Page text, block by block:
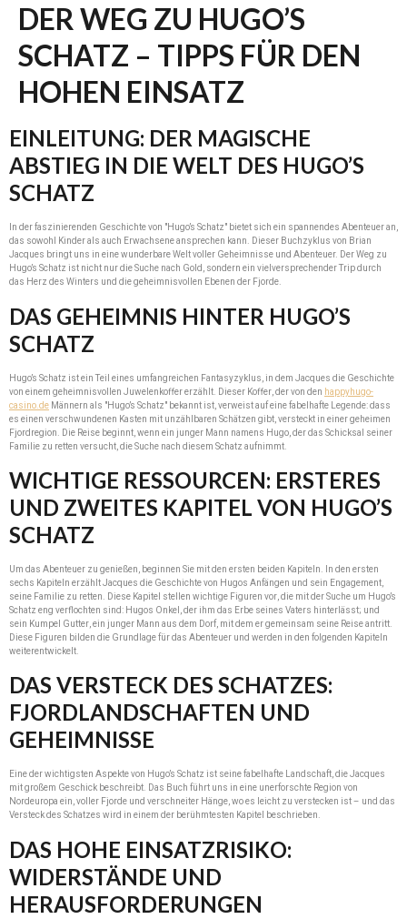
DER WEG ZU HUGO’S
SCHATZ – TIPPS FÜR DEN
HOHEN EINSATZ
EINLEITUNG: DER MAGISCHE
ABSTIEG IN DIE WELT DES HUGO’S
SCHATZ
In der faszinierenden Geschichte von "Hugo’s Schatz" bietet sich ein spannendes Abenteuer an,
das sowohl Kinder als auch Erwachsene ansprechen kann. Dieser Buchzyklus von Brian
Jacques bringt uns in eine wunderbare Welt voller Geheimnisse und Abenteuer. Der Weg zu
Hugo’s Schatz ist nicht nur die Suche nach Gold, sondern ein vielversprechender Trip durch
das Herz des Winters und die geheimnisvollen Ebenen der Fjorde.
DAS GEHEIMNIS HINTER HUGO’S
SCHATZ
Hugo’s Schatz ist ein Teil eines umfangreichen Fantasyzyklus, in dem Jacques die Geschichte
von einem geheimnisvollen Juwelenkoffer erzählt. Dieser Koffer, der von den happyhugo-
casino.de Männern als "Hugo’s Schatz" bekannt ist, verweist auf eine fabelhafte Legende: dass
es einen verschwundenen Kasten mit unzählbaren Schätzen gibt, versteckt in einer geheimen
Fjordregion. Die Reise beginnt, wenn ein junger Mann namens Hugo, der das Schicksal seiner
Familie zu retten versucht, die Suche nach diesem Schatz aufnimmt.
WICHTIGE RESSOURCEN: ERSTERES
UND ZWEITES KAPITEL VON HUGO’S
SCHATZ
Um das Abenteuer zu genießen, beginnen Sie mit den ersten beiden Kapiteln. In den ersten
sechs Kapiteln erzählt Jacques die Geschichte von Hugos Anfängen und sein Engagement,
seine Familie zu retten. Diese Kapitel stellen wichtige Figuren vor, die mit der Suche um Hugo’s
Schatz eng verflochten sind: Hugos Onkel, der ihm das Erbe seines Vaters hinterlässt; und
sein Kumpel Gutter, ein junger Mann aus dem Dorf, mit dem er gemeinsam seine Reise antritt.
Diese Figuren bilden die Grundlage für das Abenteuer und werden in den folgenden Kapiteln
weiterentwickelt.
DAS VERSTECK DES SCHATZES:
FJORDLANDSCHAFTEN UND
GEHEIMNISSE
Eine der wichtigsten Aspekte von Hugo’s Schatz ist seine fabelhafte Landschaft, die Jacques
mit großem Geschick beschreibt. Das Buch führt uns in eine unerforschte Region von
Nordeuropa ein, voller Fjorde und verschneiter Hänge, wo es leicht zu verstecken ist – und das
Versteck des Schatzes wird in einem der berühmtesten Kapitel beschrieben.
DAS HOHE EINSATZRISIKO:
WIDERSTÄNDE UND
HERAUSFORDERUNGEN